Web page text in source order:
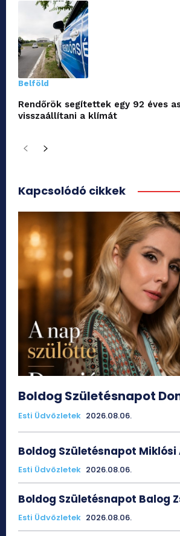
Belföld
Rendőrök segítettek egy 92 éves
visszaállítani a klímát
Kapcsolódó cikkek
Boldog Születésnapot
Esti Üdvözletek 2026.08.06.
Boldog Születésnapot Miklósi
Esti Üdvözletek 2026.08.06.
Boldog Születésnapot Balog
Esti Üdvözletek 2026.08.06.